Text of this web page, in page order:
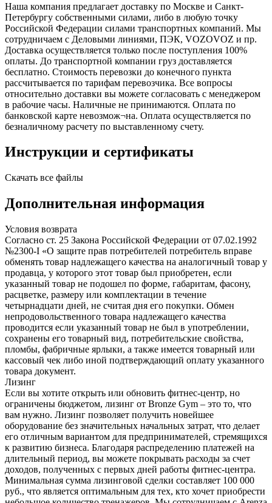
Наша компания предлагает доставку по Москве и Санкт-
Петербургу собственными силами, либо в любую точку
Российской Федерации силами транспортных компаний. Мы
сотрудничаем с Деловыми линиями, ПЭК, VOZOVOZ и пр.
Доставка осуществляется только после поступления 100%
оплаты. До транспортной компании груз доставляется
бесплатно. Стоимость перевозки до конечного пункта
рассчитывается по тарифам перевозчика. Все вопросы
относительно доставки вы можете согласовать с менеджером
в рабочие часы. Наличные не принимаются. Оплата по
банковской карте невозмож¬на. Оплата осуществляется по
безналичному расчету по выставленному счету.
Инструкции и сертификаты
Скачать все файлы
Дополнительная информация
Условия возврата
Согласно ст. 25 Закона Российской Федерации от 07.02.1992
№2300-I «О защите прав потребителей потребитель вправе
обменять товар надлежащего качества на аналогичный товар у
продавца, у которого этот товар был приобретен, если
указанный товар не подошел по форме, габаритам, фасону,
расцветке, размеру или комплектации в течение
четырнадцати дней, не считая дня его покупки. Обмен
непродовольственного товара надлежащего качества
проводится если указанный товар не был в употреблении,
сохранены его товарный вид, потребительские свойства,
пломбы, фабричные ярлыки, а также имеется товарный или
кассовый чек либо иной подтверждающий оплату указанного
товара документ.
Лизинг
Если вы хотите открыть или обновить фитнес-центр, но
ограничены бюджетом, лизинг от Bronze Gym – это то, что
вам нужно. Лизинг позволяет получить новейшее
оборудование без значительных начальных затрат, что делает
его отличным вариантом для предпринимателей, стремящихся
к развитию бизнеса. Благодаря распределению платежей на
длительный период, вы можете покрывать расходы за счет
доходов, полученных с первых дней работы фитнес-центра.
Минимальная сумма лизинговой сделки составляет 100 000
руб., что является оптимальным для тех, кто хочет приобрести